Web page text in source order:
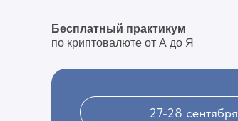
Бесплатный практикум
по криптовалюте от А до Я
27-28 сентября